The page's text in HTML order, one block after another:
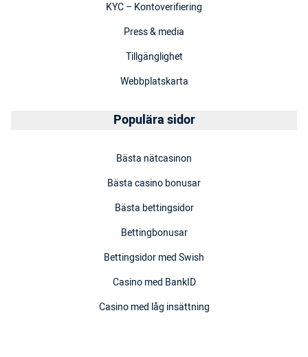
KYC – Kontoverifiering
Press & media
Tillgänglighet
Webbplatskarta
Populära sidor
Bästa nätcasinon
Bästa casino bonusar
Bästa bettingsidor
Bettingbonusar
Bettingsidor med Swish
Casino med BankID
Casino med låg insättning